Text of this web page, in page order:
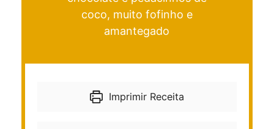
coco, muito fofinho e
amantegado
Imprimir Receita